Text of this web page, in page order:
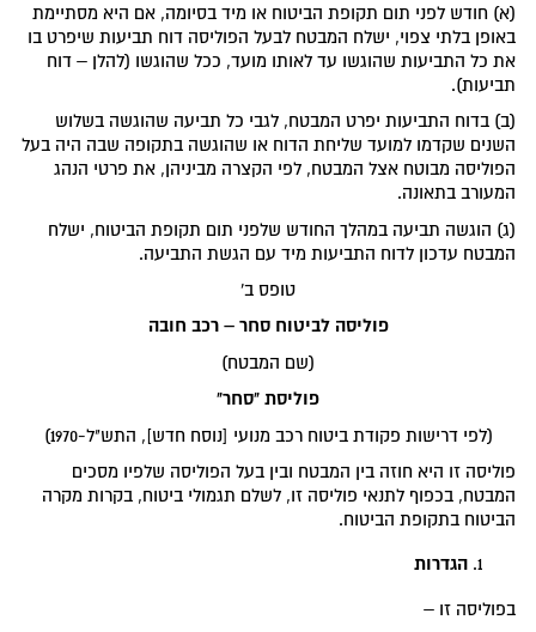
(א) חודש לפני תום תקופת הביטוח או מיד בסיומה, אם היא מסתיימת
באופן בלתי צפוי, ישלח המבטח לבעל הפוליסה דוח תביעות שיפרט בו
את כל התביעות שהוגשו עד לאותו מועד, ככל שהוגשו (להלן – דוח
תביעות).
(ב) בדוח התביעות יפרט המבטח, לגבי כל תביעה שהוגשה בשלוש
השנים שקדמו למועד שליחת הדוח או שהוגשה בתקופה שבה היה בעל
הפוליסה מבוטח אצל המבטח, לפי הקצרה מביניהן, את פרטי הנהג
המעורב בתאונה.
(ג) הוגשה תביעה במהלך החודש שלפני תום תקופת הביטוח, ישלח
המבטח עדכון לדוח התביעות מיד עם הגשת התביעה.
טופס ב'
פוליסה לביטוח סחר – רכב חובה
(שם המבטח)
פוליסת "סחר"
(לפי דרישות פקודת ביטוח רכב מנועי [נוסח חדש], התש"ל-1970)
פוליסה זו היא חוזה בין המבטח ובין בעל הפוליסה שלפיו מסכים
המבטח, בכפוף לתנאי פוליסה זו, לשלם תגמולי ביטוח, בקרות מקרה
הביטוח בתקופת הביטוח.
הגדרות
בפוליסה זו –